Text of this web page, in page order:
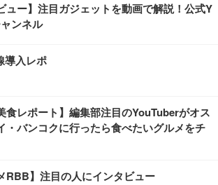
ュー】注目ガジェットを動画で解説！公式Y
ンネル
導入レポ
食レポート】編集部注目のYouTuberがオス
・バンコクに行ったら食べたいグルメをチ
RBB】注目の人にインタビュー